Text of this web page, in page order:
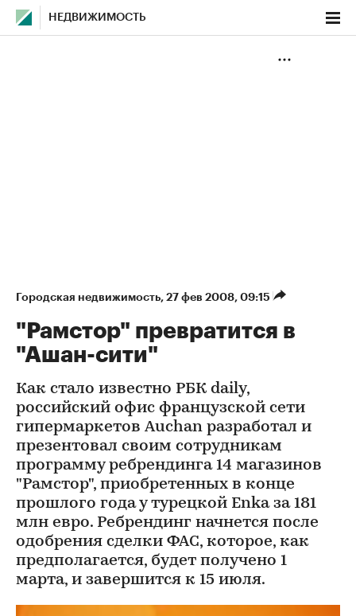
НЕДВИЖИМОСТЬ
Городская недвижимость⁠, 27 фев 2008, 09:15
"Рамстор" превратится в
"Ашан-сити"
Как стало известно РБК daily,
российский офис французской сети
гипермаркетов Auchan разработал и
презентовал своим сотрудникам
программу ребрендинга 14 магазинов
"Рамстор", приобретенных в конце
прошлого года у турецкой Enka за 181
млн евро. Ребрендинг начнется после
одобрения сделки ФАС, которое, как
предполагается, будет получено 1
марта, и завершится к 15 июля.